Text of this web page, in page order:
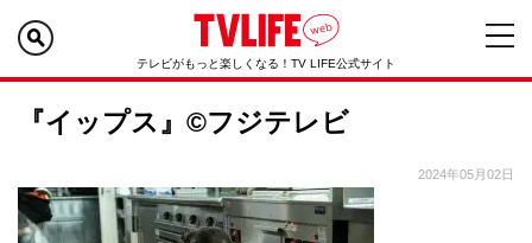
テレビがもっと楽しくなる！TV LIFE公式サイト
『イップス』©フジテレビ
2024年05月02日